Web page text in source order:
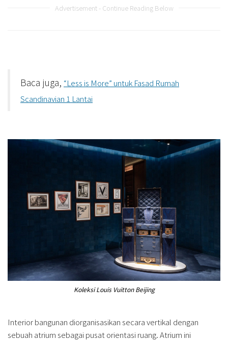
Advertisement - Continue Reading Below
Baca juga, “Less is More” untuk Fasad Rumah
Scandinavian 1 Lantai
Koleksi Louis Vuitton Beijing
Interior bangunan diorganisasikan secara vertikal dengan
sebuah atrium sebagai pusat orientasi ruang. Atrium ini